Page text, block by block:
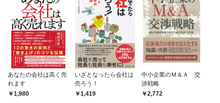
あなたの会社は高く売
れます
1,980
いざとなったら会社は
売ろう！
1,419
中小企業のＭ＆Ａ 交
渉戦略
2,772